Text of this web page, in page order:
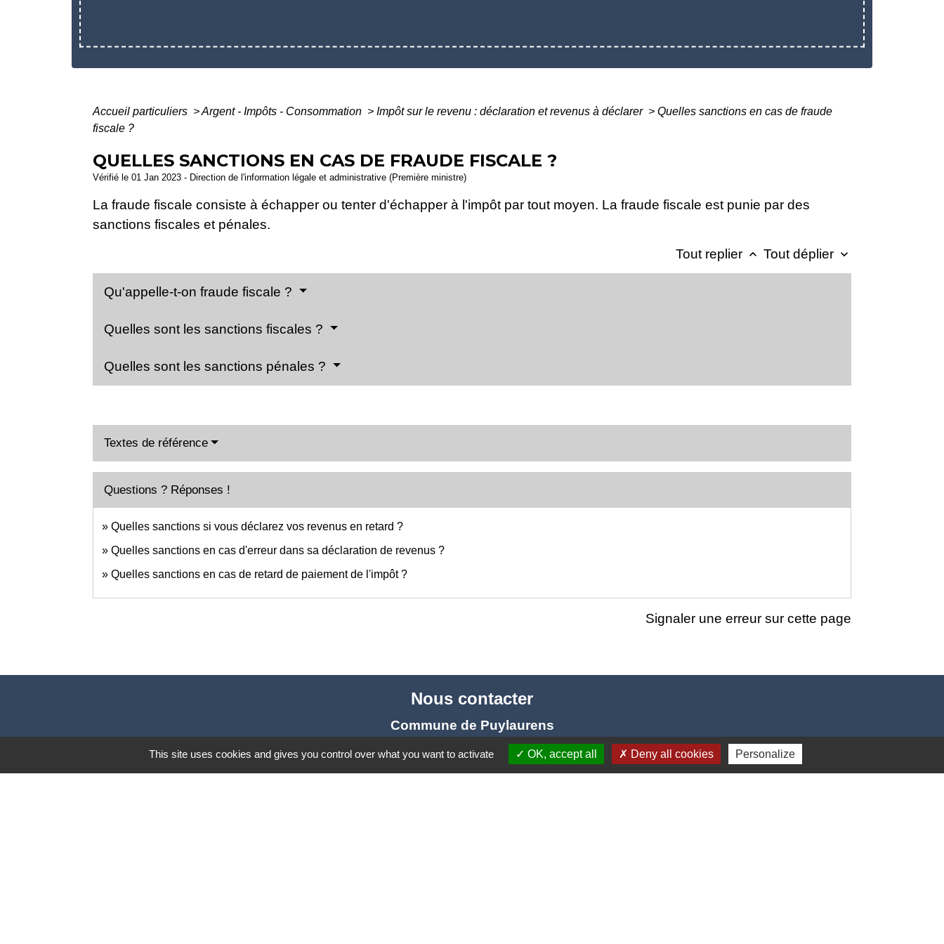
Accueil particuliers >Argent - Impôts - Consommation > Impôt sur le revenu : déclaration et revenus à déclarer > Quelles sanctions en cas de fraude
fiscale ?
QUELLES SANCTIONS EN CAS DE FRAUDE FISCALE ?
Vérifié le 01 Jan 2023 - Direction de l'information légale et administrative (Première ministre)
La fraude fiscale consiste à échapper ou tenter d'échapper à l'impôt par tout moyen. La fraude fiscale est punie par des
sanctions fiscales et pénales.
Tout replier keyboard_arrow_up Tout déplier keyboard_arrow_down
Qu'appelle-t-on fraude fiscale ?
Quelles sont les sanctions fiscales ?
Quelles sont les sanctions pénales ?
Textes de référence
Questions ? Réponses !
Quelles sanctions si vous déclarez vos revenus en retard ?
Quelles sanctions en cas d'erreur dans sa déclaration de revenus ?
Quelles sanctions en cas de retard de paiement de l'impôt ?
Signaler une erreur sur cette page
Nous contacter
Commune de Puylaurens
1 rue de la Mairie
81700 Puylaurens - FRANCE
This site uses cookies and gives you control over what you want to activate OK, accept all Deny all cookies Personalize